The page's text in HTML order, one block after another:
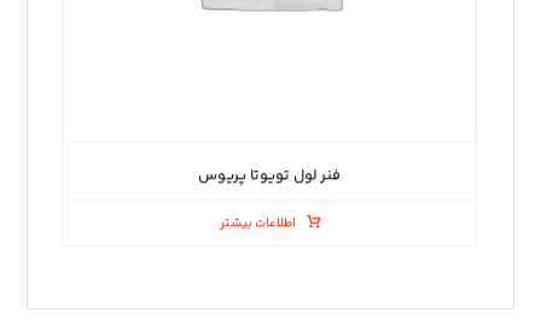
فنر لول تویوتا پریوس
اطلاعات بیشتر